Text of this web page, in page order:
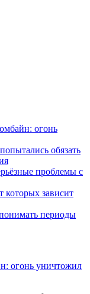
огонь
обязать
проблемы с
которых зависит
периоды
огонь уничтожил